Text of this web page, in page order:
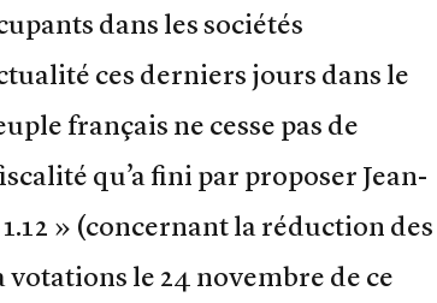
dans les sociétés
ces derniers jours dans le
français ne cesse pas de
qu’a fini par proposer Jean-
» (concernant la réduction des
votations le 24 novembre de ce